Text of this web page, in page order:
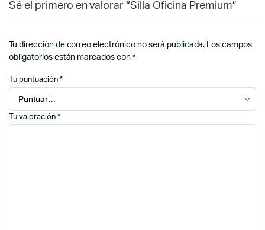
Sé el primero en valorar “Silla Oficina Premium”
Tu dirección de correo electrónico no será publicada. Los campos
obligatorios están marcados con*
Tu puntuación *
Tu valoración *